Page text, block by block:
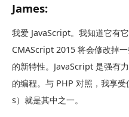
James:
我爱 JavaScript。我知道它有
CMAScript 2015 将会修改掉
的新特性。JavaScript 是强有
的编程。与 PHP 对照，我享
s）就是其中之一。